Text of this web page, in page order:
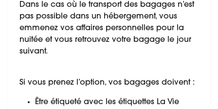
Dans le cas où le transport des bagages n’est
pas possible dans un hébergement, vous
emmenez vos affaires personnelles pour la
nuitée et vous retrouvez votre bagage le jour
suivant.
Si vous prenez l’option, vos bagages doivent :
Être étiqueté avec les étiquettes La Vie